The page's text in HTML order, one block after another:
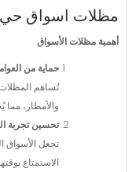
مظلات اسواق حي
أهمية مظلات الأسواق
حماية من
تُساهم
والأمطار، مما
تحسين تجربة
تجعل الأسواق
الاستمتاع